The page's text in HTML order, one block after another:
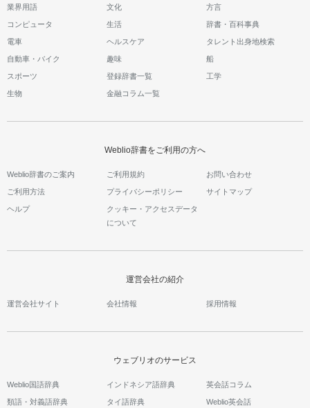
業界用語 文化 方言
コンピュータ 生活 辞書・百科事典
電車 ヘルスケア タレント出身地検索
自動車・バイク 趣味 船
スポーツ 登録辞書一覧 工学
生物 金融コラム一覧
Weblio辞書をご利用の方へ
Weblio辞書のご案内 ご利用規約 お問い合わせ
ご利用方法 プライバシーポリシー サイトマップ
ヘルプ
クッキー・アクセスデータ
について
運営会社の紹介
運営会社サイト 会社情報 採用情報
ウェブリオのサービス
Weblio国語辞典
類語・対義語辞典
インドネシア語辞典
タイ語辞典
英会話コラム
Weblio英会話